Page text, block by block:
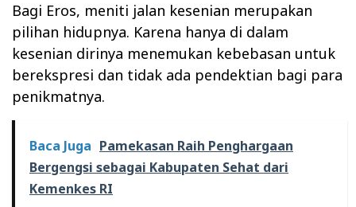
Bagi Eros, meniti jalan kesenian merupakan
pilihan hidupnya. Karena hanya di dalam
kesenian dirinya menemukan kebebasan untuk
berekspresi dan tidak ada pendektian bagi para
penikmatnya.
Baca Juga Pamekasan Raih Penghargaan
Bergengsi sebagai Kabupaten Sehat dari
Kemenkes RI